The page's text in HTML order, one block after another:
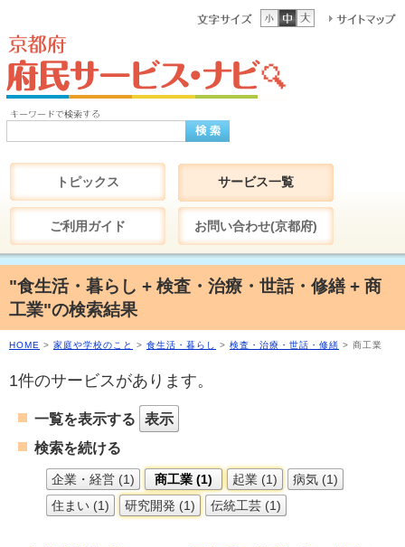
トピックス サービス一覧
ご利用ガイド お問い合わせ(京都府)
"食生活・暮らし + 検査・治療・世話・修繕 + 商
工業"の検索結果
HOME > 家庭や学校のこと > 食生活・暮らし > 検査・治療・世話・修繕 > 商工業
1件のサービスがあります。
一覧を表示する
表示
検索を続ける
企業・経営 (1) 商工業 (1) 起業 (1)
病気 (1)
住まい (1)
研究開発 (1) 伝統工芸 (1)